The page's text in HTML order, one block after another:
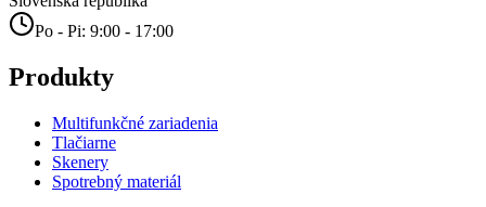
Po - Pi: 9:00 - 17:00
Produkty
Multifunkčné zariadenia
Tlačiarne
Skenery
Spotrebný materiál